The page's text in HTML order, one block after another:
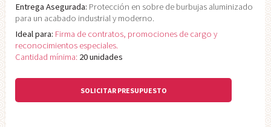
Entrega Asegurada: Protección en sobre de burbujas aluminizado
para un acabado industrial y moderno.
Ideal para: Firma de contratos, promociones de cargo y
reconocimientos especiales.
Cantidad mínima: 20 unidades
SOLICITAR PRESUPUESTO